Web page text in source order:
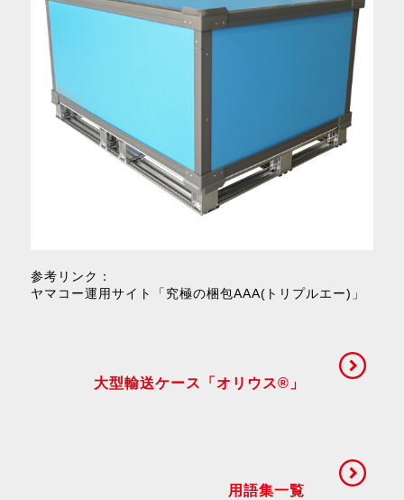
参考リンク：
ヤマコー運用サイト「究極の梱包AAA(トリプルエー)」
大型輸送ケース「オリウス®」
用語集一覧